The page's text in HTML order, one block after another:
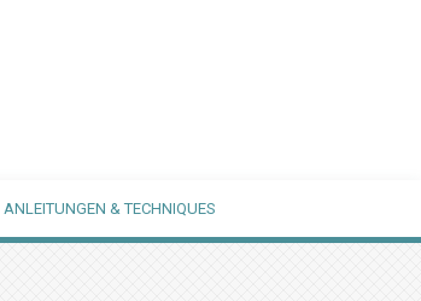
ANLEITUNGEN & TECHNIQUES